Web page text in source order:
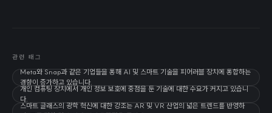
관련 태그
Meta와 Snap과 같은 기업들을 통해 AI 및 스마트 기술을 피어러블 장치에 통합하는
경향이 증가하고 있습니다.
개인 컴퓨팅 장치에서 개인 정보 보호에 중점을 둔 기술에 대한 수요가 커지고 있습니
다.
스마트 글래스의 광학 혁신에 대한 강조는 AR 및 VR 산업의 넓은 트렌드를 반영하